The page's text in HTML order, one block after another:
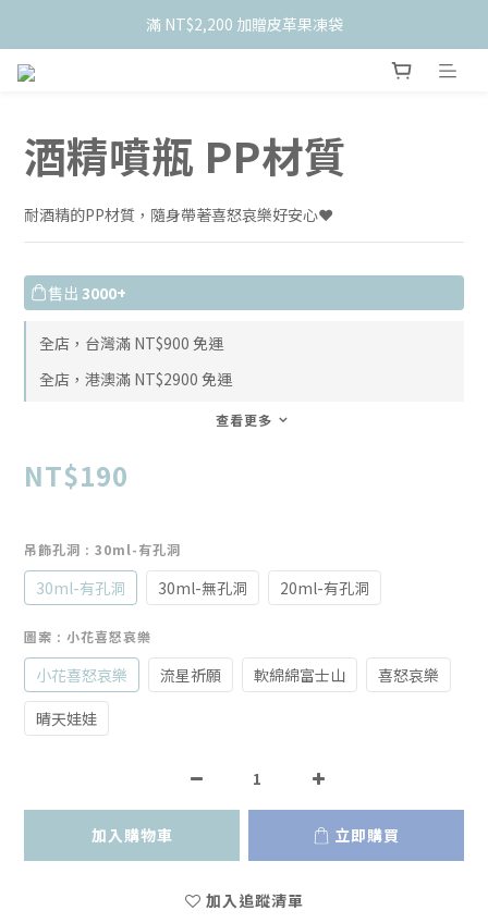
    新會員限定！加入官網會員現折 $50
滿 NT$2,200 加贈皮革果凍袋
酒精噴瓶 PP材質
耐酒精的PP材質，隨身帶著喜怒哀樂好安心❤️
售出 3000+
全店，台灣滿 NT$900 免運
全店，港澳滿 NT$2900 免運
查看更多
NT$190
吊飾孔洞 : 30ml-有孔洞
30ml-有孔洞 30ml-無孔洞 20ml-有孔洞
圖案 : 小花喜怒哀樂
小花喜怒哀樂 流星祈願 軟綿綿富士山
喜怒哀樂
晴天娃娃
加入購物車 立即購買
加入追蹤清單